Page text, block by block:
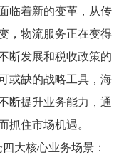
临着新的变革，从传
，物流服务正在变得
断发展和税收政策的
或缺的战略工具，海
断提升业务能力，通
住市场机遇。
大核心业务场景：